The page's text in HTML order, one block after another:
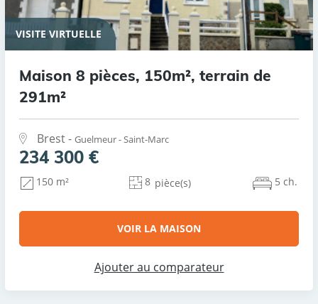
VISITE VIRTUELLE
Maison 8 pièces, 150m², terrain de
291m²
Brest - Guelmeur - Saint-Marc
234 300 €
150 m² 8 pièce(s) 5 ch.
VOIR LA MAISON
Ajouter au comparateur